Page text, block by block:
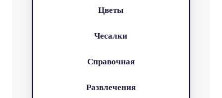
Цветы
Чесалки
Справочная
Развлечения